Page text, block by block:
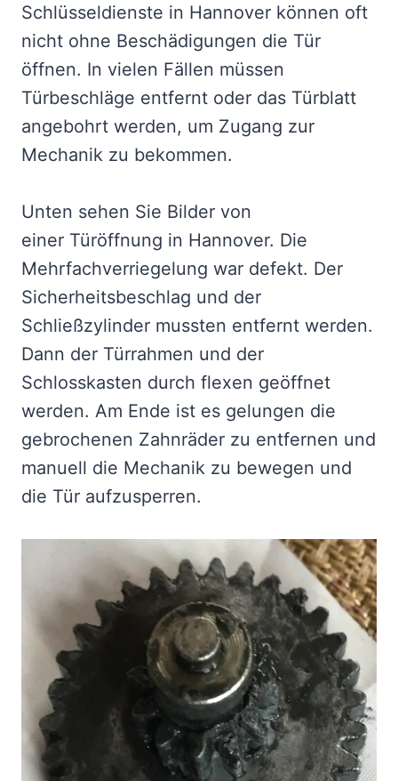
Schlüsseldienste in Hannover können oft
nicht ohne Beschädigungen die Tür
öffnen. In vielen Fällen müssen
Türbeschläge entfernt oder das Türblatt
angebohrt werden, um Zugang zur
Mechanik zu bekommen.
Unten sehen Sie Bilder von
einer Türöffnung in Hannover. Die
Mehrfachverriegelung war defekt. Der
Sicherheitsbeschlag und der
Schließzylinder mussten entfernt werden.
Dann der Türrahmen und der
Schlosskasten durch flexen geöffnet
werden. Am Ende ist es gelungen die
gebrochenen Zahnräder zu entfernen und
manuell die Mechanik zu bewegen und
die Tür aufzusperren.